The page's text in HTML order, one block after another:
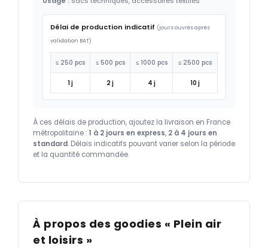
Délai de production indicatif (jours ouvrés après
validation BAT)
≤ 250 pcs ≤ 500 pcs ≤ 1000 pcs ≤ 2500 pcs
1 j 2 j 4 j 10 j
À ces délais de production, ajoutez la livraison en France
métropolitaine : 1 à 2 jours en express, 2 à 4 jours en
standard. Délais indicatifs pouvant varier selon la période
et la quantité commandée.
À propos des goodies « Plein air
et loisirs »